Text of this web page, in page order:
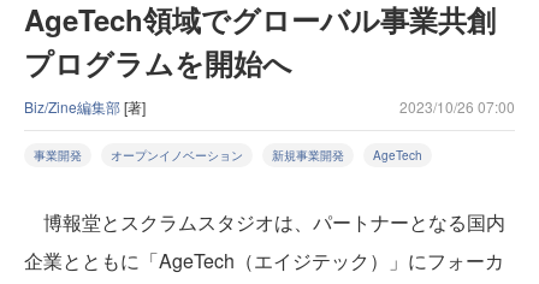
AgeTech領域でグローバル事業共創
プログラムを開始へ
Biz/Zine編集部[著] 2023/10/26 07:00
事業開発 オープンイノベーション 新規事業開発 AgeTech
博報堂とスクラムスタジオは、パートナーとなる国内
企業とともに「AgeTech（エイジテック）」にフォーカ